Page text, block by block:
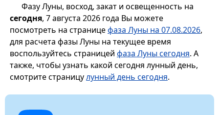
Фазу Луны, восход, закат и освещенность на
сегодня, 7 августа 2026 года Вы можете
посмотреть на страницефаза Луны на 07.08.2026,
для расчета фазы Луны на текущее время
воспользуйтесь страницей фаза Луны сегодня. А
также, чтобы узнать какой сегодня лунный день,
смотрите страницулунный день сегодня.